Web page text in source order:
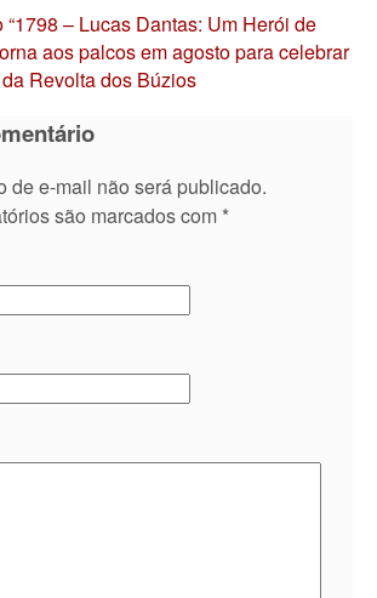
“1798 – Lucas Dantas: Um Herói de
aos palcos em agosto para celebrar
Revolta dos Búzios
de e-mail não será publicado.
são marcados com *